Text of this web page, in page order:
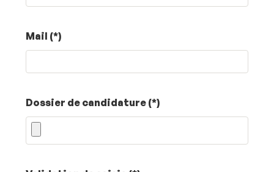
Mail (*)
Dossier de candidature (*)